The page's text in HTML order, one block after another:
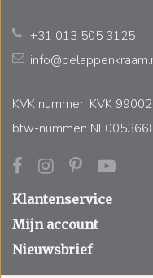
+31 013 505 3125
KVK nummer: KVK
btw-nummer:
Klantenservice
Mijn account
Nieuwsbrief